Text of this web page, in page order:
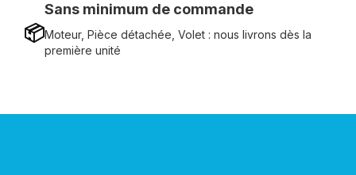
📦
Sans minimum de commande
Moteur, Pièce détachée, Volet : nous livrons dès la
première unité